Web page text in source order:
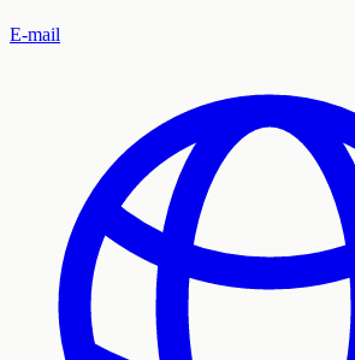
E-mail